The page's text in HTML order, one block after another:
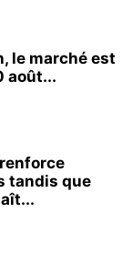
le marché est
août...
tandis que